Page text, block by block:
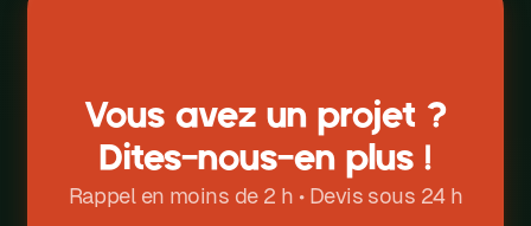
Vous avez un projet ?
Dites-nous-en plus !
Rappel en moins de 2 h • Devis sous 24 h